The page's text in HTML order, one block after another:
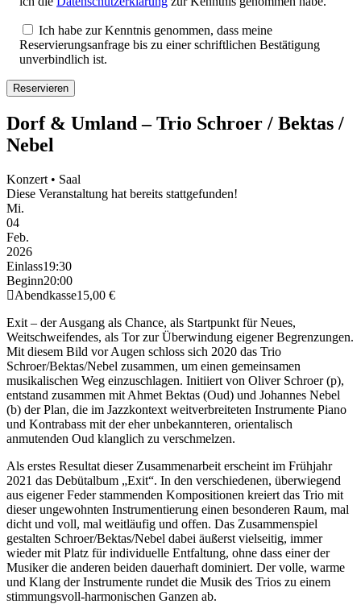
Ich habe zur Kenntnis genommen, dass meine
Reservierungsanfrage bis zu einer schriftlichen Bestätigung
unverbindlich ist.
Dorf & Umland – Trio Schroer / Bektas /
Nebel
Konzert • Saal
Diese Veranstaltung hat bereits stattgefunden!
Mi.
04
Feb.
2026
Einlass19:30
Beginn20:00
Abendkasse15,00 €
Exit – der Ausgang als Chance, als Startpunkt für Neues,
Weitschweifendes, als Tor zur Überwindung eigener Begrenzungen.
Mit diesem Bild vor Augen schloss sich 2020 das Trio
Schroer/Bektas/Nebel zusammen, um einen gemeinsamen
musikalischen Weg einzuschlagen. Initiiert von Oliver Schroer (p),
entstand zusammen mit Ahmet Bektas (Oud) und Johannes Nebel
(b) der Plan, die im Jazzkontext weitverbreiteten Instrumente Piano
und Kontrabass mit der eher unbekannteren, orientalisch
anmutenden Oud klanglich zu verschmelzen.
Als erstes Resultat dieser Zusammenarbeit erscheint im Frühjahr
2021 das Debütalbum „Exit“. In den verschiedenen, überwiegend
aus eigener Feder stammenden Kompositionen kreiert das Trio mit
dieser ungewohnten Instrumentierung einen besonderen Raum, mal
dicht und voll, mal weitläufig und offen. Das Zusammenspiel
gestalten Schroer/Bektas/Nebel dabei äußerst vielseitig, immer
wieder mit Platz für individuelle Entfaltung, ohne dass einer der
Musiker die anderen beiden dauerhaft dominiert. Der volle, warme
und Klang der Instrumente rundet die Musik des Trios zu einem
stimmungsvoll-harmonischen Ganzen ab.